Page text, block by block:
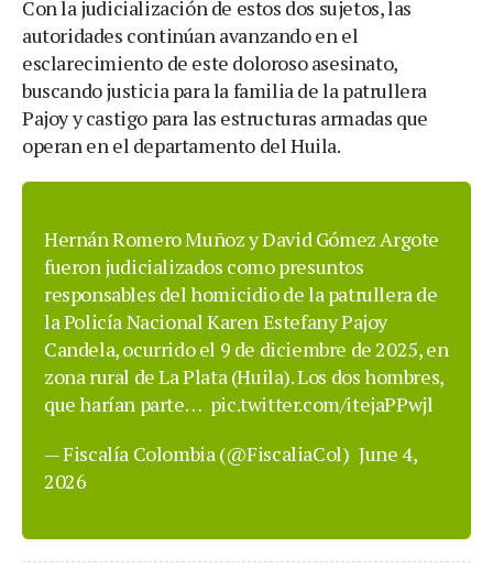
Con la judicialización de estos dos sujetos, las
autoridades continúan avanzando en el
esclarecimiento de este doloroso asesinato,
buscando justicia para la familia de la patrullera
Pajoy y castigo para las estructuras armadas que
operan en el departamento del Huila.
Hernán Romero Muñoz y David Gómez Argote
fueron judicializados como presuntos
responsables del homicidio de la patrullera de
la Policía Nacional Karen Estefany Pajoy
Candela, ocurrido el 9 de diciembre de 2025, en
zona rural de La Plata (Huila). Los dos hombres,
que harían parte… pic.twitter.com/itejaPPwjl
— Fiscalía Colombia (@FiscaliaCol) June 4,
2026